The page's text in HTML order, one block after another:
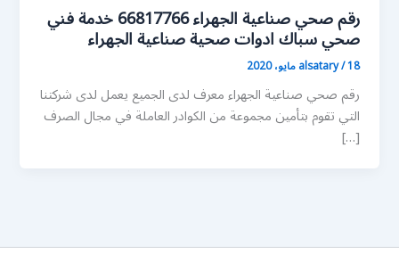
رقم صحي صناعية الجهراء 66817766 خدمة فني
صحي سباك ادوات صحية صناعية الجهراء
alsatary/18 مايو، 2020
رقم صحي صناعية الجهراء معرف لدى الجميع يعمل لدى شركتنا
التي تقوم بتأمين مجموعة من الكوادر العاملة في مجال الصرف
[…]